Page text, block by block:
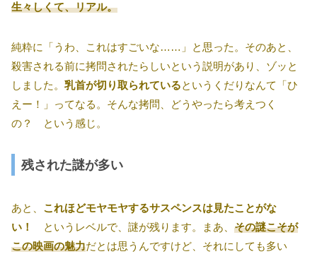
生々しくて、リアル。
純粋に「うわ、これはすごいな……」と思った。そのあと、
殺害される前に拷問されたらしいという説明があり、ゾッと
しました。 乳首が切り取られているというくだりなんて「ひ
えー！」ってなる。そんな拷問、どうやったら考えつく
の？ という感じ。
残された謎が多い
あと、 これほどモヤモヤするサスペンスは見たことがな
い！
というレベルで、謎が残ります。まあ、 その謎こそが
この映画の魅力だとは思うんですけど、それにしても多い